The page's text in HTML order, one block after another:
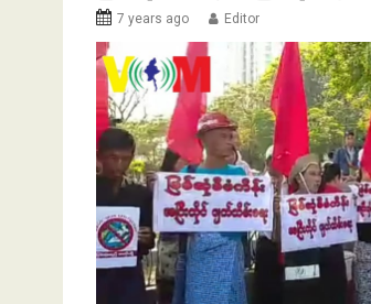
7 years ago Editor